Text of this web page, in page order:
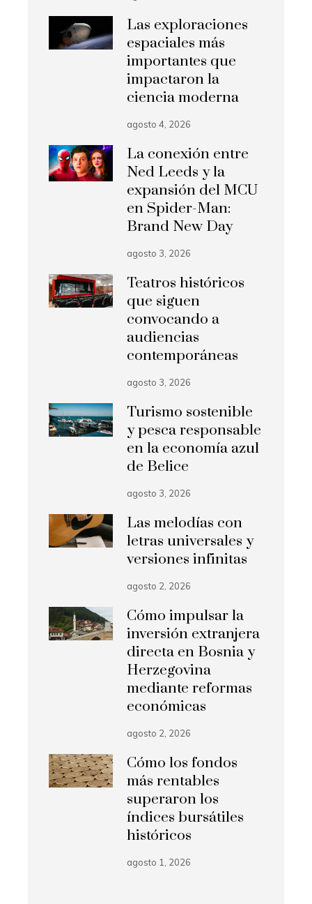
Las exploraciones
espaciales más
importantes que
impactaron la
ciencia moderna
agosto 4, 2026
La conexión entre
Ned Leeds y la
expansión del MCU
en Spider-Man:
Brand New Day
agosto 3, 2026
Teatros históricos
que siguen
convocando a
audiencias
contemporáneas
agosto 3, 2026
Turismo sostenible
y pesca responsable
en la economía azul
de Belice
agosto 3, 2026
Las melodías con
letras universales y
versiones infinitas
agosto 2, 2026
Cómo impulsar la
inversión extranjera
directa en Bosnia y
Herzegovina
mediante reformas
económicas
agosto 2, 2026
Cómo los fondos
más rentables
superaron los
índices bursátiles
históricos
agosto 1, 2026